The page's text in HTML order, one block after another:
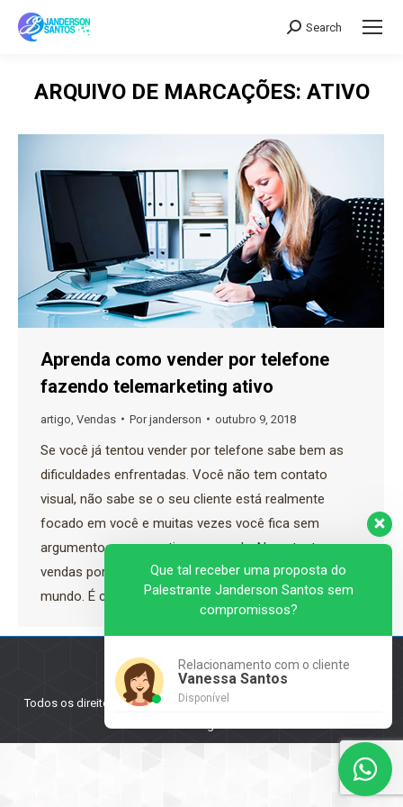
Search:
Search
ARQUIVO DE MARCAÇÕES: ATIVO
Aprenda como vender por telefone
fazendo telemarketing ativo
artigo Vendas Porjanderson outubro 9, 2018
Se você já tentou vender por telefone sabe bem as
dificuldades enfrentadas. Você não tem contato
visual, não sabe se o seu cliente está realmente
focado em você e muitas vezes você fica sem
argumentos para continuar a venda. No entanto as
vendas por telefone tem aumentado em todo o
mundo. É cada vez mais…
Todos os direitos reservados a Palestrante Janderson Santos - 2025
Que tal receber uma proposta do
Palestrante Janderson Santos sem
compromissos?
Relacionamento com o cliente
Vanessa Santos
Disponível